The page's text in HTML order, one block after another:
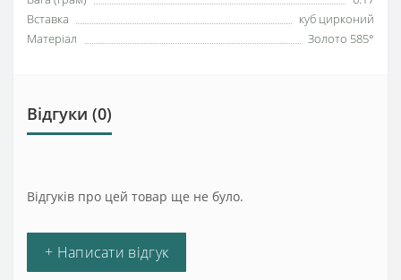
Вставка
куб цирконий
Матеріал
Золото 585°
Відгуки (0)
Відгуків про цей товар ще не було.
+ Написати відгук